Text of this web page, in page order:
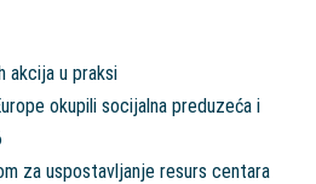
akcija u praksi
okupili socijalna preduzeća i
za uspostavljanje resurs centara